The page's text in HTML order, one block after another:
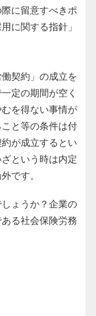
に留意すべきポ
に関する指針」
契約」の成立を
定の期間が空く
を得ない事情が
と等の条件は付
が成立するとい
という時は内定
です。
ょうか？企業の
る社会保険労務